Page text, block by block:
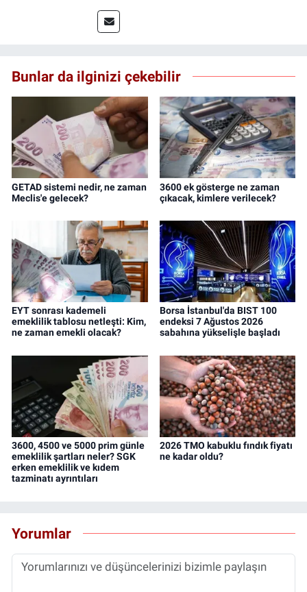
Bunlar da ilginizi çekebilir
GETAD sistemi nedir, ne zaman
Meclis'e gelecek?
3600 ek gösterge ne zaman
çıkacak, kimlere verilecek?
EYT sonrası kademeli
emeklilik tablosu netleşti: Kim,
ne zaman emekli olacak?
Borsa İstanbul'da BIST 100
endeksi 7 Ağustos 2026
sabahına yükselişle başladı
3600, 4500 ve 5000 prim günle
emeklilik şartları neler? SGK
erken emeklilik ve kıdem
tazminatı ayrıntıları
2026 TMO kabuklu fındık fiyatı
ne kadar oldu?
Yorumlar